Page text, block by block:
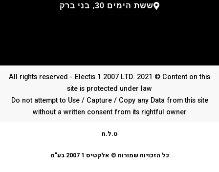
ששת הימים 30, בני ברק
All rights reserved - Electis 1 2007 LTD. 2021 © Content on this
site is protected under law
Do not attempt to Use / Capture / Copy any Data from this site
without a written consent from its rightful owner
כל הזכויות שמורות © אלקטיס 1 2007 בע"מ
ט.ל.ח